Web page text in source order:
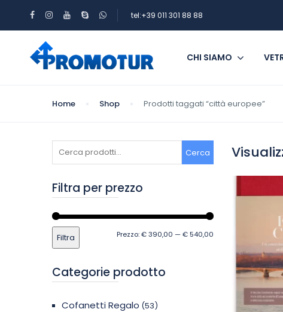
tel:+39 011 301 88 88
CHI SIAMO
Home Shop Prodotti taggati “città europee”
Cerca
Filtra per prezzo
Filtra Prezzo:€ 390,00 —€ 540,00
Categorie prodotto
Cofanetti Regalo (53)